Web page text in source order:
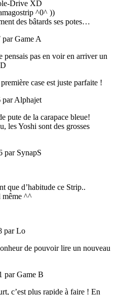
Drive XD
^0^ ))
des bâtards ses potes…
Game A
pensais pas en voir en arriver un
case est juste parfaite !
Alphajet
pute de la carapace bleue!
les Yoshi sont des grosses
par SynapS
que d’habitude ce Strip..
même ^^
par Lo
de pouvoir lire un nouveau
par Game B
c’est plus rapide à faire ! En